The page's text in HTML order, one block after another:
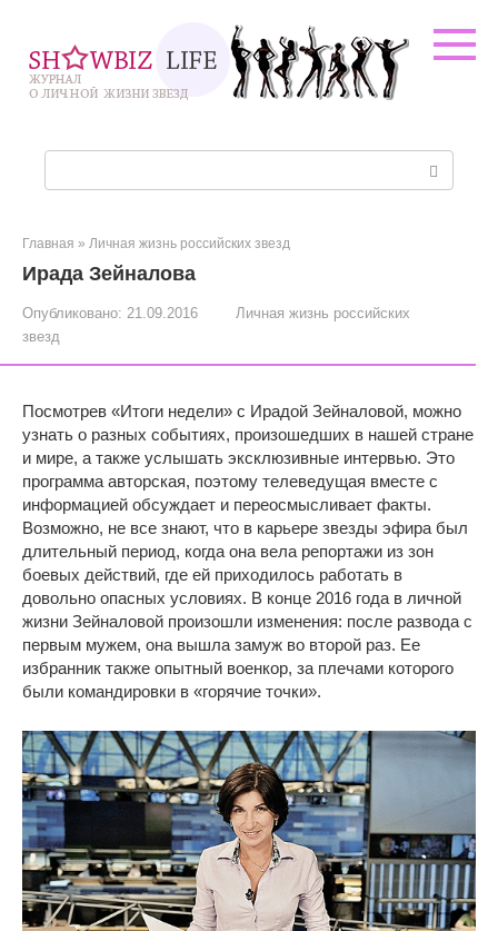
контенту
Главная » Личная жизнь российских звезд
Ирада Зейналова
Опубликовано: 21.09.2016
Личная жизнь российских
звезд
Посмотрев «Итоги недели» с Ирадой Зейналовой, можно
узнать о разных событиях, произошедших в нашей стране
и мире, а также услышать эксклюзивные интервью. Это
программа авторская, поэтому телеведущая вместе с
информацией обсуждает и переосмысливает факты.
Возможно, не все знают, что в карьере звезды эфира был
длительный период, когда она вела репортажи из зон
боевых действий, где ей приходилось работать в
довольно опасных условиях. В конце 2016 года в личной
жизни Зейналовой произошли изменения: после развода с
первым мужем, она вышла замуж во второй раз. Ее
избранник также опытный военкор, за плечами которого
были командировки в «горячие точки».